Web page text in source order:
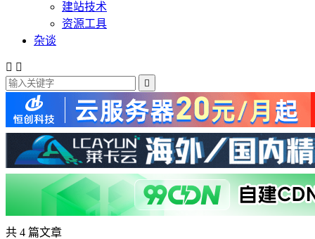
建站技术
资源工具
杂谈
 

共 4 篇文章